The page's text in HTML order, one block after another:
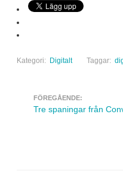
Kategori: Digitalt Taggar:
Navigera inlägg
FÖREGÅENDE:
Tre spaningar från